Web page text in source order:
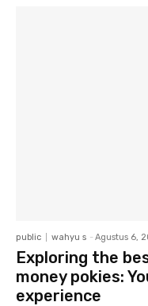
public wahyu s - Agustus 6,
Exploring the
money pokies:
experience